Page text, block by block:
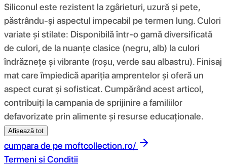
Siliconul este rezistent la zgârieturi, uzură și pete,
păstrându-și aspectul impecabil pe termen lung. Culori
variate și stilate: Disponibilă într-o gamă diversificată
de culori, de la nuanțe clasice (negru, alb) la culori
îndrăznețe și vibrante (roșu, verde sau albastru). Finisaj
mat care împiedică apariția amprentelor și oferă un
aspect curat și sofisticat. Cumpărând acest articol,
contribuiți la campania de sprijinire a familiilor
defavorizate prin alimente și resurse educaționale.
Afișează tot
cumpara de pe moftcollection.ro/
Termeni si Conditii